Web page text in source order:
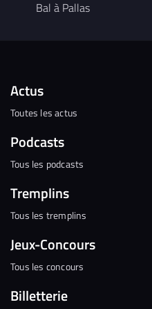
Bal à Pallas
Actus
Toutes les actus
Podcasts
Tous les podcasts
Tremplins
Tous les tremplins
Jeux-Concours
Tous les concours
Billetterie